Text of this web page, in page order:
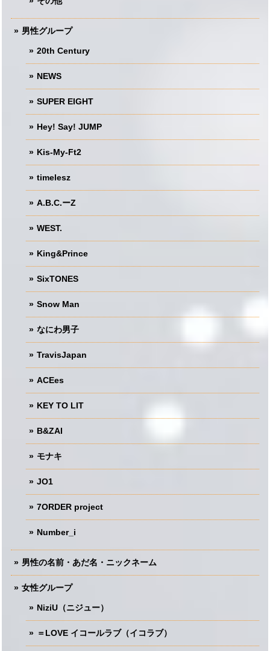
男性グループ
20th Century
NEWS
SUPER EIGHT
Hey! Say! JUMP
Kis-My-Ft2
timelesz
A.B.C.ーZ
WEST.
King&Prince
SixTONES
Snow Man
なにわ男子
TravisJapan
ACEes
KEY TO LIT
B&ZAI
モナキ
JO1
7ORDER project
Number_i
男性の名前・あだ名・ニックネーム
女性グループ
NiziU（ニジュー）
＝LOVE イコールラブ（イコラブ）